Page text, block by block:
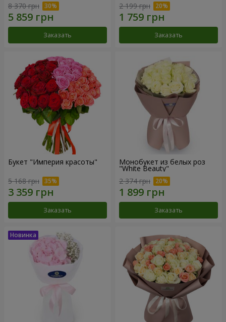
8 370 грн
Заказать
2 199 грн
Заказать
Букет "Империя красоты"
5 168 грн
Заказать
Монобукет из белых роз
"White Beauty"
2 374 грн
Заказать